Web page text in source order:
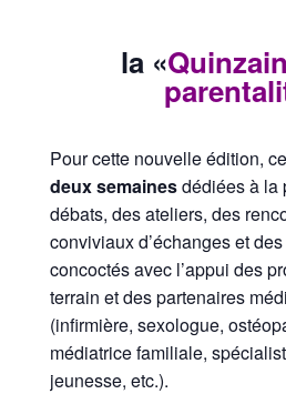
la «
Pour cette nouvelle édition,
deux semainesdédiées à la
débats, des ateliers, des
conviviaux d’échanges et
concoctés avec l’appui des
terrain et des partenaires
(infirmière, sexologue,
médiatrice familiale,
jeunesse, etc.).